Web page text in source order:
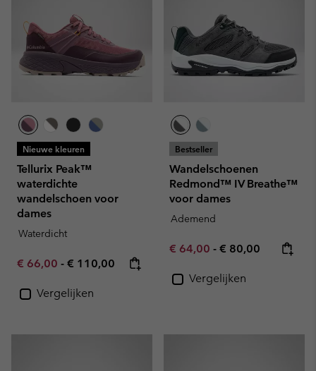
Nieuwe kleuren
Tellurix Peak™
waterdichte
wandelschoen voor
dames
Waterdicht
Minimum sale price:
€ 66,00 - Maximum price:
€ 110,00
Vergelijken
Bestseller
Wandelschoenen
Redmond™ IV Breathe™
voor dames
Ademend
Minimum sale price:
€ 64,00 - Maximum price:
€ 80,00
Vergelijken